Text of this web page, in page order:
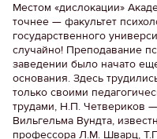
Местом «дислокации»
точнее — факультет
государственного
случайно! Преподавание
заведении было начато
основания. Здесь
только своими
трудами, Н.П. Четвериков
Вильгельма Вундта,
профессора Л.М. Шварц,